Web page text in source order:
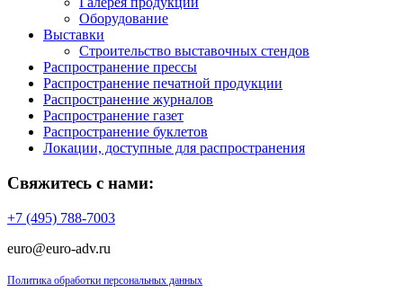
Оборудование
Выставки
Строительство выставочных стендов
Распространение прессы
Распространение печатной продукции
Распространение журналов
Распространение газет
Распространение буклетов
Локации, доступные для распространения
Свяжитесь с нами:
+7 (495) 788-7003
euro@euro-adv.ru
Политика обработки персональных данных